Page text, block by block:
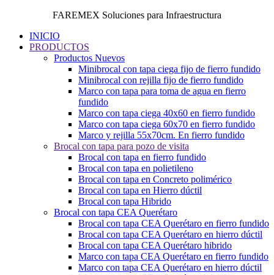
FAREMEX Soluciones para Infraestructura
INICIO
PRODUCTOS
Productos Nuevos
Minibrocal con tapa ciega fijo de fierro fundido
Minibrocal con rejilla fijo de fierro fundido
Marco con tapa para toma de agua en fierro
fundido
Marco con tapa ciega 40x60 en fierro fundido
Marco con tapa ciega 60x70 en fierro fundido
Marco y rejilla 55x70cm. En fierro fundido
Brocal con tapa para pozo de visita
Brocal con tapa en fierro fundido
Brocal con tapa en polietileno
Brocal con tapa en Concreto polimérico
Brocal con tapa en Hierro dúctil
Brocal con tapa Hibrido
Brocal con tapa CEA Querétaro
Brocal con tapa CEA Querétaro en fierro fundido
Brocal con tapa CEA Querétaro en hierro dúctil
Brocal con tapa CEA Querétaro hibrido
Marco con tapa CEA Querétaro en fierro fundido
Marco con tapa CEA Querétaro en hierro dúctil